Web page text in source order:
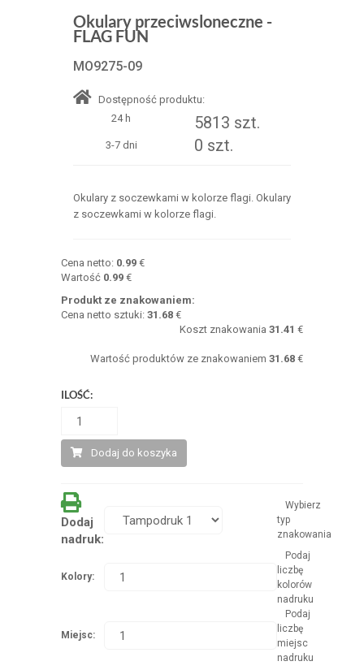
Okulary przeciwsloneczne -
FLAG FUN
MO9275-09
Dostępność produktu:
24 h
5813 szt.
3-7 dni 0 szt.
Okulary z soczewkami w kolorze flagi. Okulary
z soczewkami w kolorze flagi.
Cena netto: 0.99€
Wartość 0.99€
Produkt ze znakowaniem:
Cena netto sztuki: 31.68€
Koszt znakowania31.41 €
Wartość produktów ze znakowaniem31.68 €
ILOŚĆ:
Dodaj do koszyka
Dodaj
nadruk:
Wybierz
typ
znakowania
Kolory:
Podaj
liczbę
kolorów
nadruku
Miejsc:
Podaj
liczbę
miejsc
nadruku